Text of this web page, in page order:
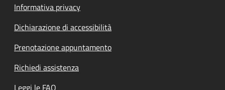
Informativa privacy
Dichiarazione di accessibilità
Prenotazione appuntamento
Richiedi assistenza
Leggi le FAQ